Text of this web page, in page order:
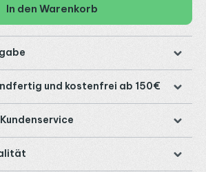
In den Warenkorb
und kostenfrei ab 150€